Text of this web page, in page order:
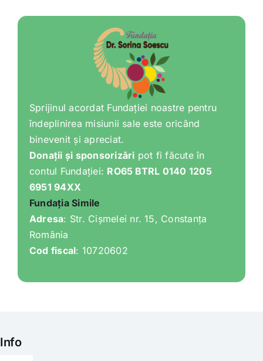
Sprijinul acordat Fundației noastre pentru
îndeplinirea misiunii sale este oricând
binevenit și apreciat.
Donații și sponsorizări pot fi făcute în
contul Fundației: RO65 BTRL 0140 1205
6951 94XX
Fundația Simile
Adresa: Str. Cișmelei nr. 15, Constanța
România
Cod fiscal: 10720602
Info